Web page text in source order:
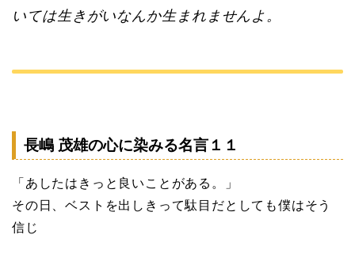
いては生きがいなんか生まれませんよ。
長嶋 茂雄の心に染みる名言１１
「あしたはきっと良いことがある。」
その日、ベストを出しきって駄目だとしても僕はそう
信じ